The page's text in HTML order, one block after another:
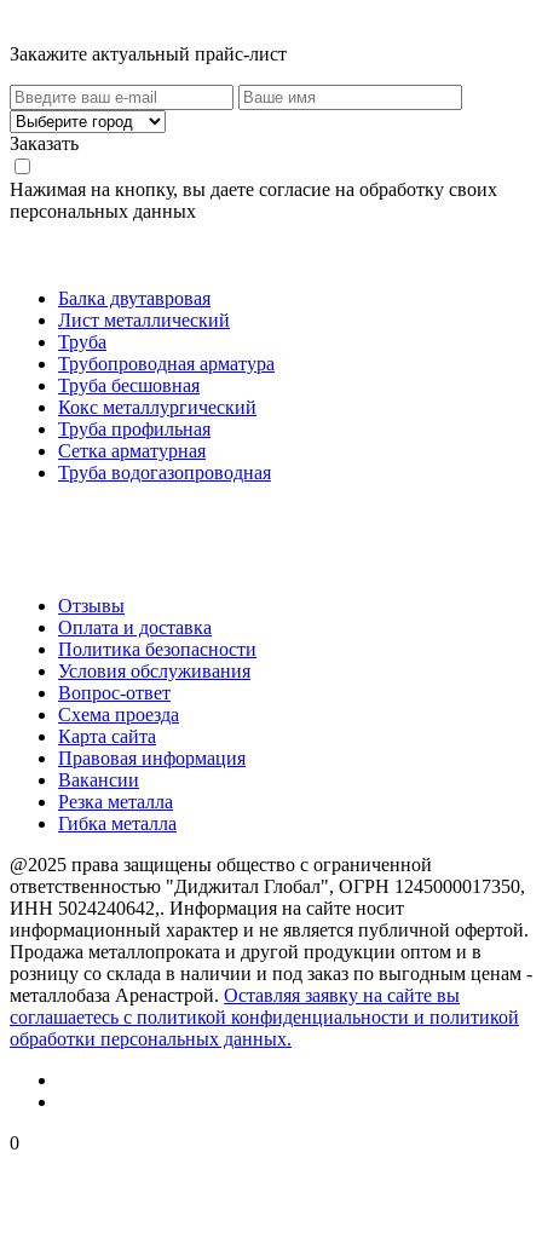
Закажите актуальный прайс-лист
Заказать
Нажимая на кнопку, вы даете согласие на обработку своих
персональных данных
Балка двутавровая
Лист металлический
Труба
Трубопроводная арматура
Труба бесшовная
Кокс металлургический
Труба профильная
Cетка арматурная
Труба водогазопроводная
Отзывы
Оплата и доставка
Политика безопасности
Условия обслуживания
Вопрос-ответ
Схема проезда
Карта сайта
Правовая информация
Вакансии
Резка металла
Гибка металла
@2025 права защищены общество с ограниченной
ответственностью "Диджитал Глобал", ОГРН 1245000017350,
ИНН 5024240642,. Информация на сайте носит
информационный характер и не является публичной офертой.
Продажа металлопроката и другой продукции оптом и в
розницу со склада в наличии и под заказ по выгодным ценам -
металлобаза Аренастрой. Оставляя заявку на сайте вы
соглашаетесь с политикой конфиденциальности и политикой
обработки персональных данных.
0